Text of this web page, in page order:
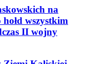
na
wszystkim
II wojny